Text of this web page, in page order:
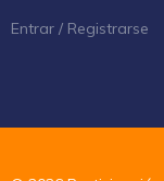
Entrar / Registrarse